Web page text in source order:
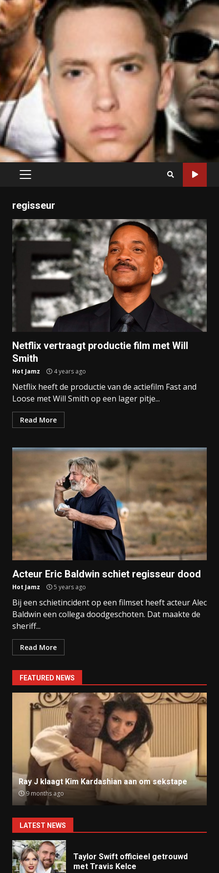
PRIMARY
regisseur
Netflix vertraagt productie film met Will
Smith
Hot Jamz 4 years ago
Netflix heeft de productie van de actiefilm Fast and
Loose met Will Smith op een lager pitje...
Read More
Acteur Eric Baldwin schiet regisseur dood
Hot Jamz 5 years ago
Bij een schietincident op een filmset heeft acteur Alec
Baldwin een collega doodgeschoten. Dat maakte de
sheriff...
Read More
FEATURED NEWS
Ray J klaagt Kim Kardashian aan om sekstape
9 months ago
LATEST NEWS
Taylor Swift officieel getrouwd
met Travis Kelce